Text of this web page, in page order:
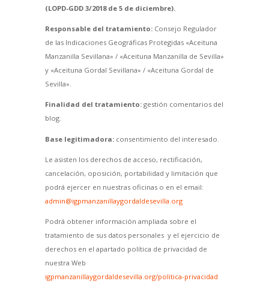
(LOPD-GDD 3/2018 de 5 de diciembre).
Responsable del tratamiento:Consejo Regulador
de las Indicaciones Geográficas Protegidas «Aceituna
Manzanilla Sevillana» / «Aceituna Manzanilla de Sevilla»
y «Aceituna Gordal Sevillana» / «Aceituna Gordal de
Sevilla».
Finalidad del tratamiento:gestión comentarios del
blog.
Base legitimadora:consentimiento del interesado.
Le asisten los derechos de acceso, rectificación,
cancelación, oposición, portabilidad y limitación que
podrá ejercer en nuestras oficinas o en el email:
admin@igpmanzanillaygordaldesevilla.org
Podrá obtener información ampliada sobre el
tratamiento de sus datos personales y el ejercicio de
derechos en el apartado política de privacidad de
nuestra Web
igpmanzanillaygordaldesevilla.org/politica-privacidad